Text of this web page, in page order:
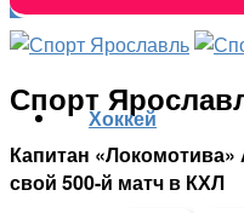
Спорт
Капитан
свой 500-й матч в КХЛ
Хоккей